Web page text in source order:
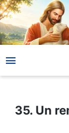
35. Un
35. Un